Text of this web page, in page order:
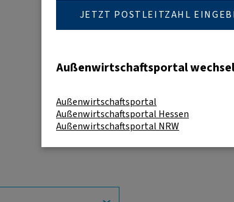
JETZT POSTLEITZAHL
Außenwirtschaftsportal
Außenwirtschaftsportal
Außenwirtschaftsportal Hessen
Außenwirtschaftsportal NRW